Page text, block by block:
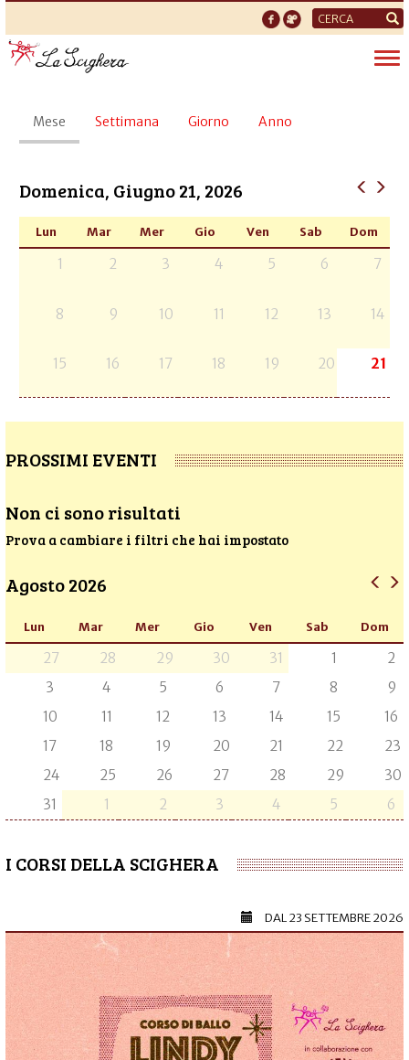
Form
di
ricerca
Schede
primarie
Mese (scheda
attiva)
Settimana Giorno Anno
Domenica, Giugno 21, 2026
Lun Mar Mer Gio Ven Sab Dom
1 2 3 4 5 6 7
8 9 10 11 12 13 14
15 16 17 18 19 20 21
PROSSIMI EVENTI
Non ci sono risultati
Prova a cambiare i filtri che hai impostato
Agosto 2026
Lun Mar Mer Gio Ven Sab Dom
27 28 29 30 31 1
2
3
4 5 6 7 8
9
10
11 12 13 14 15
16
17
18 19 20 21 22
23
24
25 26 27 28 29
30
31
1 2 3 4 5 6
I CORSI DELLA SCIGHERA
DAL23 SETTEMBRE 2026